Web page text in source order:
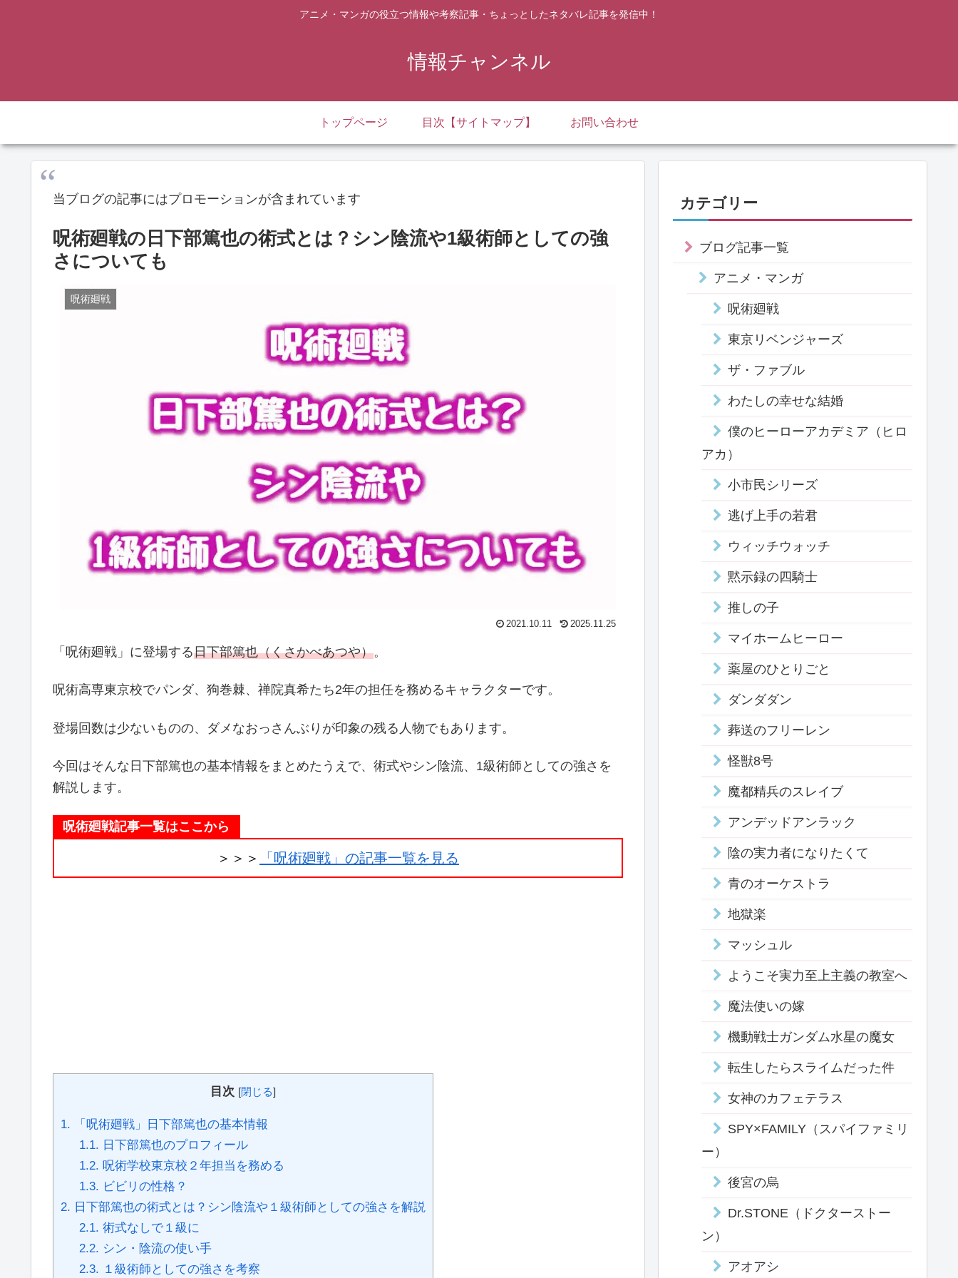
アニメ・マンガの役立つ情報や考察記事・ちょっとしたネタバレ記事を発信中！
情報チャンネル
トップページ 目次【サイトマップ】 お問い合わせ
当ブログの記事にはプロモーションが含まれています
呪術廻戦の日下部篤也の術式とは？シン陰流や1級術師としての強
さについても
呪術廻戦
2021.10.11 2025.11.25
「呪術廻戦」に登場する日下部篤也（くさかべあつや）。
呪術高専東京校でパンダ、狗巻棘、禅院真希たち2年の担任を務めるキャラクターです。
登場回数は少ないものの、ダメなおっさんぶりが印象の残る人物でもあります。
今回はそんな日下部篤也の基本情報をまとめたうえで、術式やシン陰流、1級術師としての強さを
解説します。
呪術廻戦記事一覧はここから
＞＞＞ 「呪術廻戦」の記事一覧を見る
目次 [閉じる]
1. 「呪術廻戦」日下部篤也の基本情報
1.1. 日下部篤也のプロフィール
1.2. 呪術学校東京校２年担当を務める
1.3. ビビリの性格？
2. 日下部篤也の術式とは？シン陰流や１級術師としての強さを解説
2.1. 術式なしで１級に
2.2. シン・陰流の使い手
2.3. １級術師としての強さを考察
カテゴリー
ブログ記事一覧
アニメ・マンガ
呪術廻戦
東京リベンジャーズ
ザ・ファブル
わたしの幸せな結婚
僕のヒーローアカデミア（ヒロ
アカ）
小市民シリーズ
逃げ上手の若君
ウィッチウォッチ
黙示録の四騎士
推しの子
マイホームヒーロー
薬屋のひとりごと
ダンダダン
葬送のフリーレン
怪獣8号
魔都精兵のスレイブ
アンデッドアンラック
陰の実力者になりたくて
青のオーケストラ
地獄楽
マッシュル
ようこそ実力至上主義の教室へ
魔法使いの嫁
機動戦士ガンダム水星の魔女
転生したらスライムだった件
女神のカフェテラス
SPY×FAMILY（スパイファミリ
ー）
後宮の烏
Dr.STONE（ドクターストー
ン）
アオアシ